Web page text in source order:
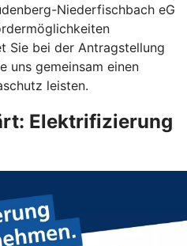
Niederfischbach eG
Sie bei der Antragstellung
uns gemeinsam einen
leisten.
Elektrifizierung